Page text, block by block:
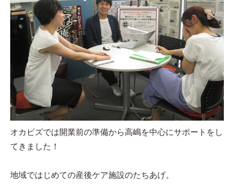
オカビズでは開業前の準備から高嶋を中心にサポートをし
てきました！
地域ではじめての産後ケア施設のたちあげ。